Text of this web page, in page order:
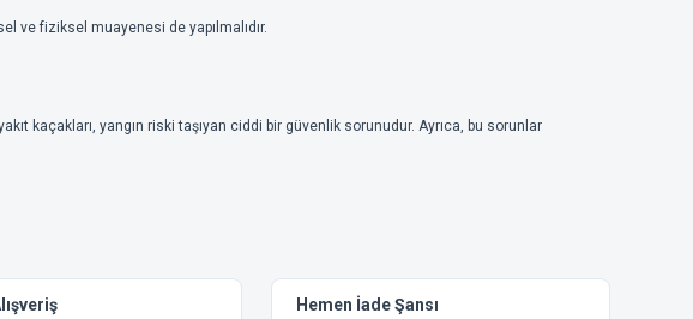
ve fiziksel muayenesi de yapılmalıdır.
kaçakları, yangın riski taşıyan ciddi bir güvenlik sorunudur. Ayrıca, bu sorunlar
Hemen İade Şansı